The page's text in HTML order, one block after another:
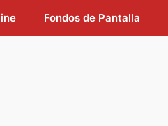
Fondos de Pantalla